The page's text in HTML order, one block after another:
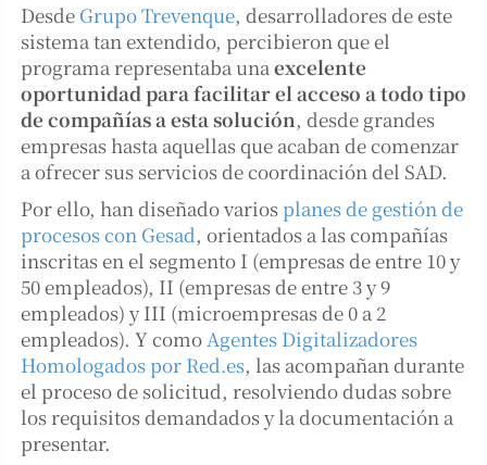
Desde Grupo Trevenque, desarrolladores de este
sistema tan extendido, percibieron que el
programa representaba unaexcelente
oportunidad para facilitar el acceso a todo tipo
de compañías a esta solución, desde grandes
empresas hasta aquellas que acaban de comenzar
a ofrecer sus servicios de coordinación del SAD.
Por ello, han diseñado variosplanes de gestión de
procesos con Gesad, orientados a las compañías
inscritas en el segmento I (empresas de entre 10 y
50 empleados), II (empresas de entre 3 y 9
empleados) y III (microempresas de 0 a 2
empleados). Y comoAgentes Digitalizadores
Homologados por Red.es, las acompañan durante
el proceso de solicitud, resolviendo dudas sobre
los requisitos demandados y la documentación a
presentar.